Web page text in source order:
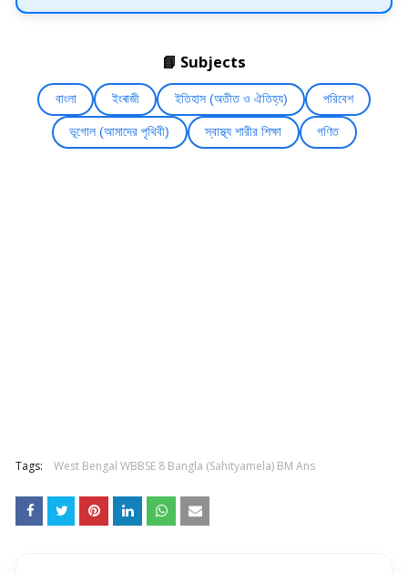
📘 Subjects
বাংলা ইংৰাজী ইতিহাস (অতীত ও ঐতিহ্য) পরিবেশ
ভূগোল (আমাদের পৃথিবী) স্বাস্থ্য শারীর শিক্ষা গণিত
Tags: West Bengal WBBSE 8 Bangla (Sahityamela) BM Ans